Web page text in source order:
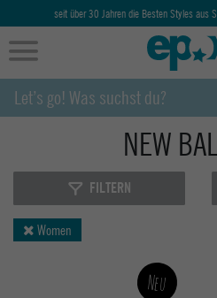
seit über 30 Jahren die Besten Styles aus
NEW
FILTERN
Women
Neu